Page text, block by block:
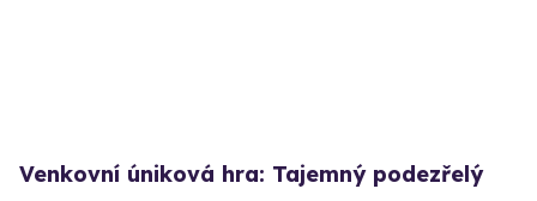
Venkovní úniková hra: Tajemný podezřelý